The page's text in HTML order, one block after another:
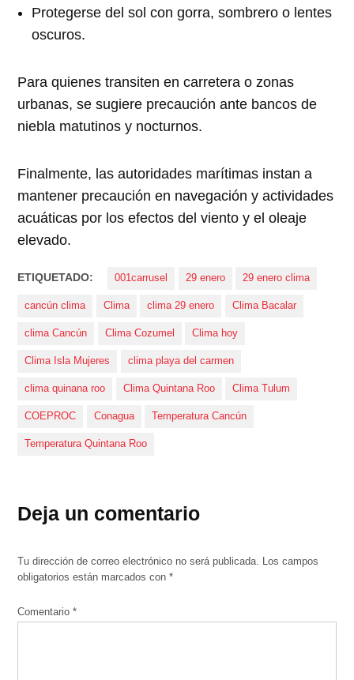
Protegerse del sol con gorra, sombrero o lentes
oscuros.
Para quienes transiten en carretera o zonas
urbanas, se sugiere precaución ante bancos de
niebla matutinos y nocturnos.
Finalmente, las autoridades marítimas instan a
mantener precaución en navegación y actividades
acuáticas por los efectos del viento y el oleaje
elevado.
ETIQUETADO: 001carrusel 29 enero 29 enero clima
cancún clima Clima clima 29 enero Clima Bacalar
clima Cancún Clima Cozumel Clima hoy
Clima Isla Mujeres clima playa del carmen
clima quinana roo Clima Quintana Roo Clima Tulum
COEPROC Conagua Temperatura Cancún
Temperatura Quintana Roo
Deja un comentario
Tu dirección de correo electrónico no será publicada. Los campos
obligatorios están marcados con*
Comentario*